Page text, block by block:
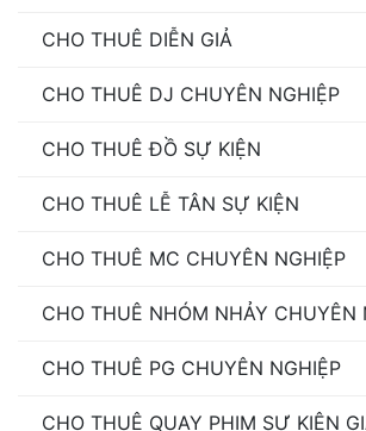
CHO THUÊ DIỄN GIẢ
CHO THUÊ DJ CHUYÊN NGHIỆP
CHO THUÊ ĐỒ SỰ KIỆN
CHO THUÊ LỄ TÂN SỰ KIỆN
CHO THUÊ MC CHUYÊN NGHIỆP
CHO THUÊ NHÓM NHẢY CHUYÊN
CHO THUÊ PG CHUYÊN NGHIỆP
CHO THUÊ QUAY PHIM SỰ KIỆN